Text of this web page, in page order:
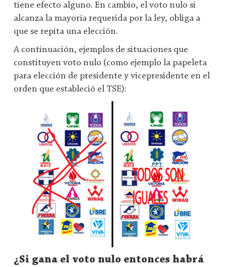
tiene efecto alguno. En cambio, el voto nulo si
alcanza la mayoría requerida por la ley, obliga a
que se repita una elección.
A continuación, ejemplos de situaciones que
constituyen voto nulo (como ejemplo la papeleta
para elección de presidente y vicepresidente en el
orden que estableció el TSE):
¿Si gana el voto nulo entonces habrá